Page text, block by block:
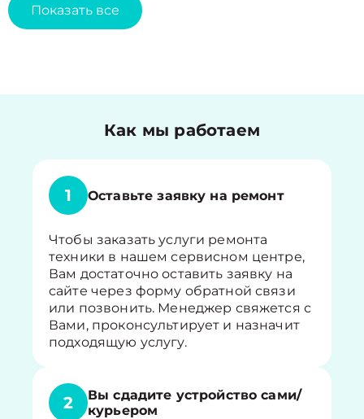
Показать все
Как мы работаем
1 Оставьте заявку на ремонт
Чтобы заказать услуги ремонта
техники в нашем сервисном центре,
Вам достаточно оставить заявку на
сайте через форму обратной связи
или позвонить. Менеджер свяжется с
Вами, проконсультирует и назначит
подходящую услугу.
2
Вы сдадите устройство сами/
курьером